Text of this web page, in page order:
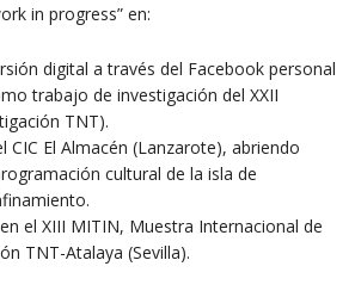
in progress” en:
digital a través del Facebook personal
trabajo de investigación del XXII
TNT).
CIC El Almacén (Lanzarote), abriendo
cultural de la isla de
el XIII MITIN, Muestra Internacional de
TNT-Atalaya (Sevilla).